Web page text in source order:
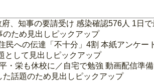
、知事の要請受け 感染確認576人 1日で
ため見出しピックアップ
への伝達「不十分」4割 本紙アンケー
として見出しピックアップ
・栄も休校に／自宅で勉強 動画配信準備
話題のため見出しピックアップ